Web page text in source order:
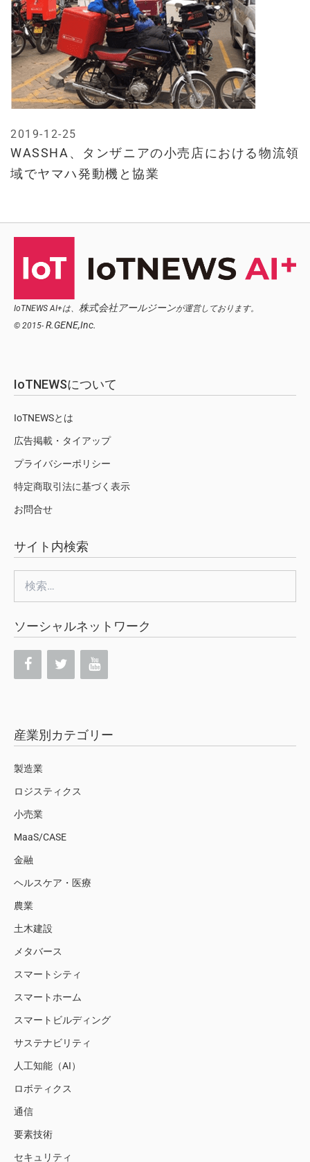
WASSHA、タンザニアの小売店における物流領
域でヤマハ発動機と協業
2019-12-25
IoTNEWS AI+は、 株式会社アールジーンが運営しております。
© 2015- R.GENE,Inc.
IoTNEWSについて
IoTNEWSとは
広告掲載・タイアップ
プライバシーポリシー
特定商取引法に基づく表示
お問合せ
サイト内検索
索:
ソーシャルネットワーク
産業別カテゴリー
製造業
ロジスティクス
小売業
MaaS/CASE
金融
ヘルスケア・医療
農業
土木建設
メタバース
スマートシティ
スマートホーム
スマートビルディング
サステナビリティ
人工知能（AI）
ロボティクス
通信
要素技術
セキュリティ